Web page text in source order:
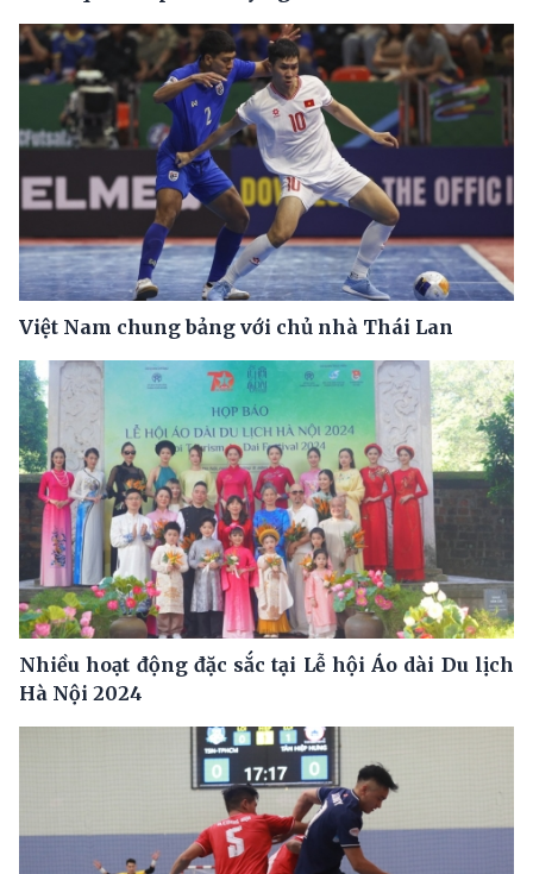
Việt Nam chung bảng với chủ nhà Thái Lan
Nhiều hoạt động đặc sắc tại Lễ hội Áo dài Du lịch
Hà Nội 2024